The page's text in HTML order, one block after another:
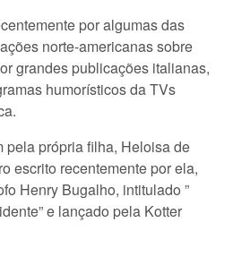
por algumas das
norte-americanas sobre
grandes publicações italianas,
humorísticos da TVs
pela própria filha, Heloisa de
escrito recentemente por ela,
Henry Bugalho, intitulado ”
e lançado pela Kotter